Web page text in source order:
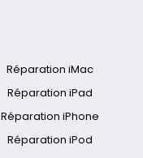
Réparation iMac
Réparation iPad
Réparation iPhone
Réparation iPod